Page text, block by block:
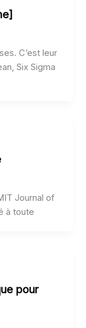
C’est leur
Six Sigma
Journal of
à toute
pour